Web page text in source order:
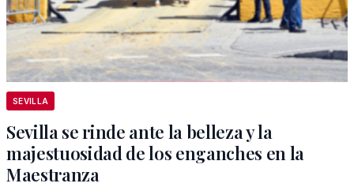
SEVILLA
Sevilla se rinde ante la belleza y la
majestuosidad de los enganches en la
Maestranza